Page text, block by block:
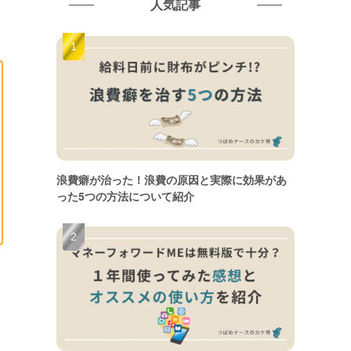
人気記事
浪費癖が治った！浪費の原因と実際に効果があ
った5つの方法について紹介